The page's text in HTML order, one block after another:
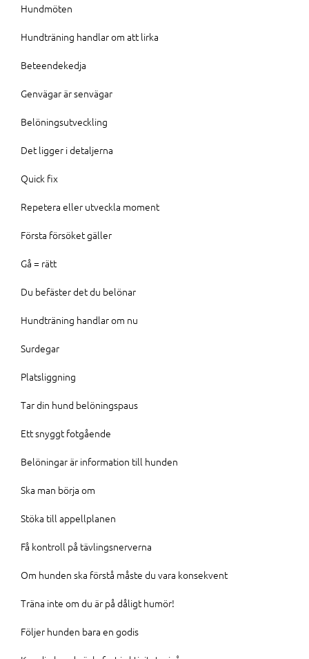
Hundmöten
Hundträning handlar om att lirka
Beteendekedja
Genvägar är senvägar
Belöningsutveckling
Det ligger i detaljerna
Quick fix
Repetera eller utveckla moment
Första försöket gäller
Gå = rätt
Du befäster det du belönar
Hundträning handlar om nu
Surdegar
Platsliggning
Tar din hund belöningspaus
Ett snyggt fotgående
Belöningar är information till hunden
Ska man börja om
Stöka till appellplanen
Få kontroll på tävlingsnerverna
Om hunden ska förstå måste du vara konsekvent
Träna inte om du är på dåligt humör!
Följer hunden bara en godis